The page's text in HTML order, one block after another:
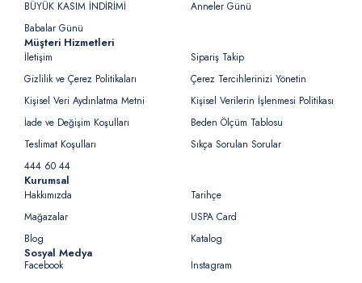
BÜYÜK KASIM İNDİRİMİ
Anneler Günü
Babalar Günü
Müşteri Hizmetleri
İletişim
Sipariş Takip
Gizlilik ve Çerez Politikaları
Çerez Tercihlerinizi Yönetin
Kişisel Veri Aydınlatma Metni
Kişisel Verilerin İşlenmesi Politikası
İade ve Değişim Koşulları
Beden Ölçüm Tablosu
Teslimat Koşulları
Sıkça Sorulan Sorular
444 60 44
Kurumsal
Hakkımızda
Tarihçe
Mağazalar
USPA Card
Blog
Katalog
Sosyal Medya
Facebook
Instagram